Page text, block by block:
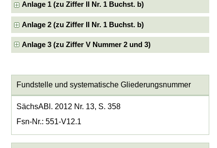
Anlage 1 (zu Ziffer II Nr. 1 Buchst. b)
Anlage 2 (zu Ziffer II Nr. 1 Buchst. b)
Anlage 3 (zu Ziffer V Nummer 2 und 3)
Fundstelle und systematische Gliederungsnummer
SächsABl. 2012 Nr. 13, S. 358
Fsn-Nr.: 551-V12.1